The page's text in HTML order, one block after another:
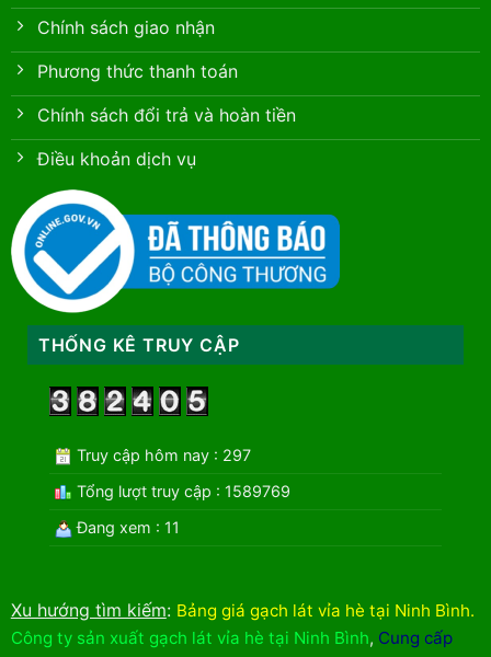
Chính sách giao nhận
Phương thức thanh toán
Chính sách đổi trả và hoàn tiền
Điều khoản dịch vụ
THỐNG KÊ TRUY CẬP
Truy cập hôm nay : 297
Tổng lượt truy cập : 1589769
Đang xem : 11
Xu hướng tìm kiếm: Bảng giá gạch lát vỉa hè tại Ninh Bình.
Công ty sản xuất gạch lát vỉa hè tại Ninh Bình, Cung cấp